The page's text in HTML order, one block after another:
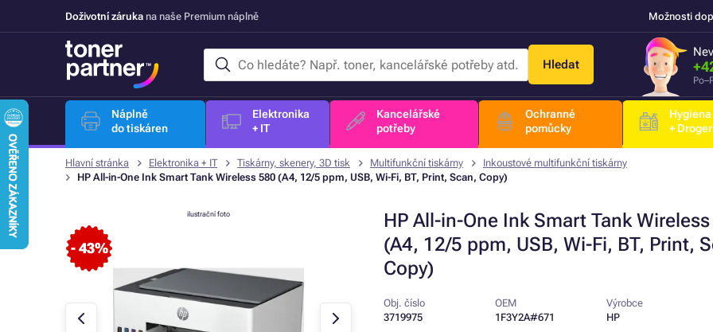
Doživotní záruka na naše Premium náplně Možnosti
Hledat
Náplně
do tiskáren
Elektronika
+ IT
Kancelářské
potřeby
Ochranné
pomůcky
Hygiena
+
Hlavní stránka Elektronika + IT Tiskárny, skenery, 3D tisk Multifunkční tiskárny
Inkoustové multifunkční tiskárny
HP All-in-One Ink Smart Tank Wireless 580 (A4, 12/5 ppm, USB, Wi-Fi, BT, Print, Scan, Copy)
HP All-in-One Ink Smart Tank
(A4, 12/5 ppm, USB, Wi-Fi, BT, Print,
Copy)
- 43%
ilustrační foto
Obj. číslo
3719975
OEM
1F3Y2A#671
Výrobce
HP